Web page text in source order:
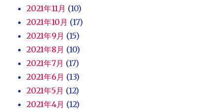
2021年11月 (10)
2021年10月 (17)
2021年9月 (15)
2021年8月 (10)
2021年7月 (17)
2021年6月 (13)
2021年5月 (12)
2021年4月 (12)